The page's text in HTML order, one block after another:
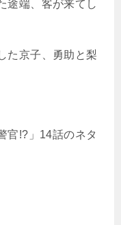
途端、客が来てし
た京子、勇助と梨
官!?」14話のネタ